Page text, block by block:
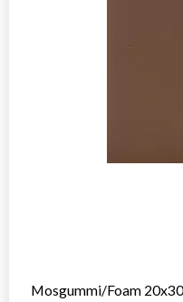
Mosgummi/Foam